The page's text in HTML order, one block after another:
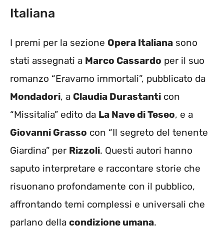
Italiana
I premi per la sezione Opera Italiana sono
stati assegnati a Marco Cassardo per il suo
romanzo “Eravamo immortali”, pubblicato da
Mondadori, a Claudia Durastanti con
“Missitalia” edito da La Nave di Teseo, e a
Giovanni Grasso con “Il segreto del tenente
Giardina” per Rizzoli. Questi autori hanno
saputo interpretare e raccontare storie che
risuonano profondamente con il pubblico,
affrontando temi complessi e universali che
parlano della condizione umana.